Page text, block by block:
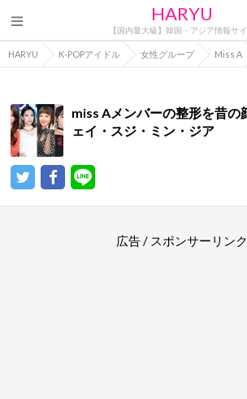
HARYU
【国内最大級】韓国・アジア情報サ
HARYU K-POPアイドル 女性グループ Miss A
miss Aメンバーの整形を昔の
ェイ・スジ・ミン・ジア
広告 / スポンサーリンク